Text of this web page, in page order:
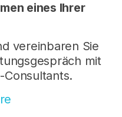
eines Ihrer
vereinbaren Sie
mit
Consultants.